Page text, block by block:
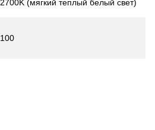
2700K (мягкий теплый белый свет)
100